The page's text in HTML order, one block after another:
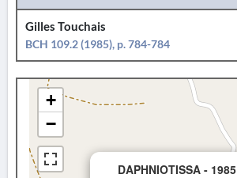
Gilles Touchais
BCH 109.2 (1985), p. 784-784
DAPHNIOTISSA - 1985
+
−